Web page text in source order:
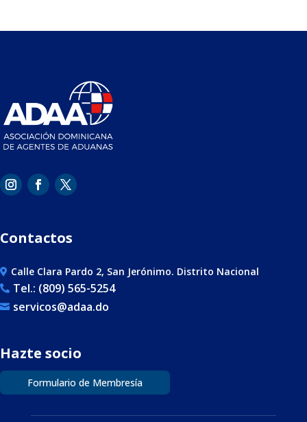
Contactos
 Calle Clara Pardo 2, San Jerónimo. Distrito Nacional
 Tel.: (809) 565-5254
 servicos@adaa.do
Hazte socio
Formulario de Membresía